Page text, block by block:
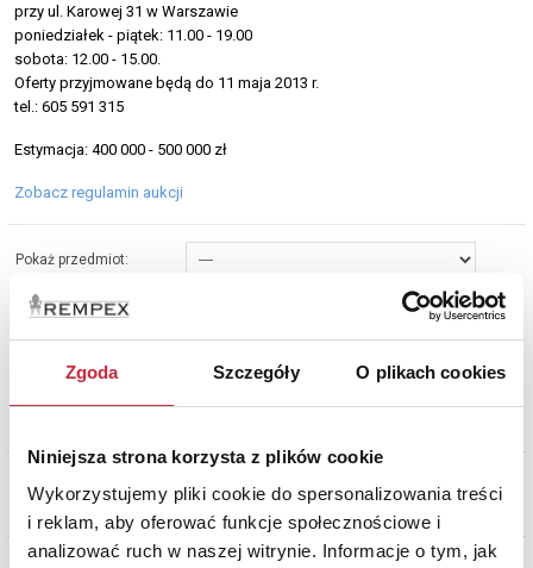
Zgoda Szczegóły O plikach cookies
Niniejsza strona korzysta z plików cookie
Wykorzystujemy pliki cookie do spersonalizowania treści
i reklam, aby oferować funkcje społecznościowe i
analizować ruch w naszej witrynie. Informacje o tym, jak
przy ul. Karowej 31 w Warszawie
poniedziałek - piątek: 11.00 - 19.00
sobota: 12.00 - 15.00.
Oferty przyjmowane będą do 11 maja 2013 r.
tel.: 605 591 315
Estymacja: 400 000 - 500 000 zł
Zobacz regulamin aukcji
Pokaż przedmiot:
Sortuj wg:
Wyników na stronę: